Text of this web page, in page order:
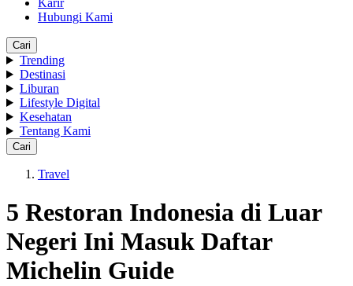
Karir
Hubungi Kami
Cari
Trending
Destinasi
Liburan
Lifestyle Digital
Kesehatan
Tentang Kami
Cari
Travel
5 Restoran Indonesia di Luar
Negeri Ini Masuk Daftar
Michelin Guide